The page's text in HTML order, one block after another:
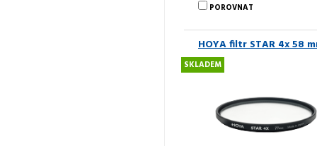
POROVNAT
HOYA filtr STAR 4x 58
SKLADEM